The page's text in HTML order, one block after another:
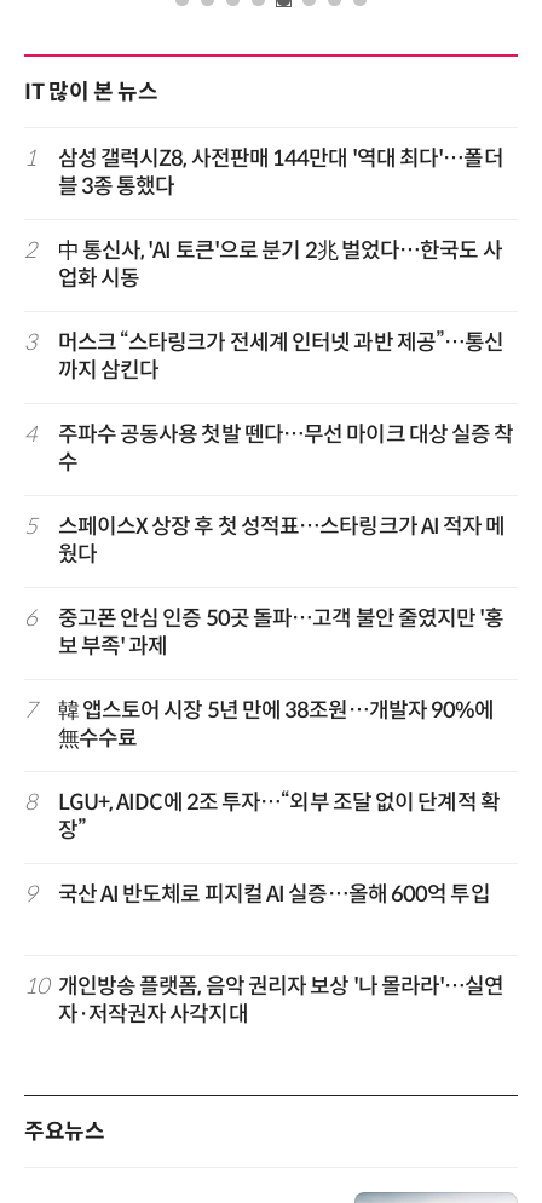
IT 많이 본 뉴스
1
삼성 갤럭시Z8, 사전판매 144만대 '역대 최다'…폴더
블 3종 통했다
2
中 통신사, 'AI 토큰'으로 분기 2兆 벌었다…한국도 사
업화 시동
3
머스크 “스타링크가 전세계 인터넷 과반 제공”…통신
까지 삼킨다
4
주파수 공동사용 첫발 뗀다…무선 마이크 대상 실증 착
수
5
스페이스X 상장 후 첫 성적표…스타링크가 AI 적자 메
웠다
6
중고폰 안심 인증 50곳 돌파…고객 불안 줄였지만 '홍
보 부족' 과제
7
韓 앱스토어 시장 5년 만에 38조원…개발자 90%에
無수수료
8
LGU+, AIDC에 2조 투자…“외부 조달 없이 단계적 확
장”
9 국산 AI 반도체로 피지컬 AI 실증…올해 600억 투입
10 개인방송 플랫폼, 음악 권리자 보상 '나 몰라라'…실연
자·저작권자 사각지대
주요뉴스